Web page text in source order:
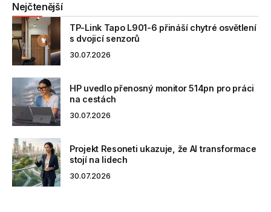
Nejčtenější
TP-Link Tapo L901-6 přináší chytré osvětlení
s dvojicí senzorů
30.07.2026
HP uvedlo přenosný monitor 514pn pro práci
na cestách
30.07.2026
Projekt Resoneti ukazuje, že AI transformace
stojí na lidech
30.07.2026